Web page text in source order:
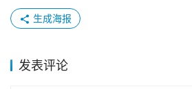
生成海报
发表评论